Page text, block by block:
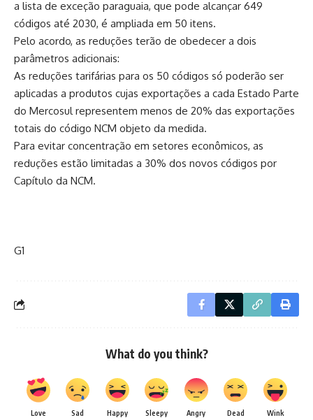
a lista de exceção paraguaia, que pode alcançar 649
códigos até 2030, é ampliada em 50 itens.
Pelo acordo, as reduções terão de obedecer a dois
parâmetros adicionais:
As reduções tarifárias para os 50 códigos só poderão ser
aplicadas a produtos cujas exportações a cada Estado Parte
do Mercosul representem menos de 20% das exportações
totais do código NCM objeto da medida.
Para evitar concentração em setores econômicos, as
reduções estão limitadas a 30% dos novos códigos por
Capítulo da NCM.
G1
What do you think?
Love Sad Happy Sleepy Angry Dead Wink